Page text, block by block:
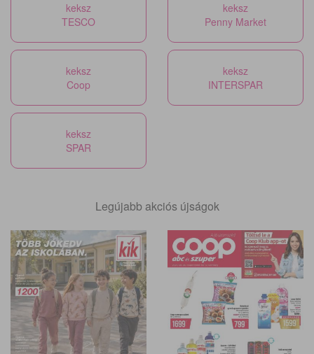
keksz
TESCO
keksz
Penny Market
keksz
Coop
keksz
INTERSPAR
keksz
SPAR
Legújabb akciós újságok